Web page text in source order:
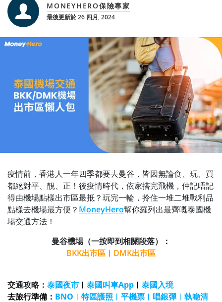
MONEYHERO保險專家
最後更新於 26 四月, 2024
疫情前，香港人一年四季都要去曼谷，皆因無論食、玩、買
都絕對平、靚、正！後疫情時代，依家搭完飛機，仲記唔記
得由機場點樣出市區最抵？玩完一輪，拎住一堆二堆戰利品
點樣去機場最方便？ MoneyHero幫你羅列出最齊嘅泰國機
場交通方法！
曼谷機場（一按即到相關段落）：
BKK出市區 ︱ DMK出市區
交通攻略： 泰國夜市 ︱ 泰國叫車App ︱ 泰國入境
去旅行準備： BNO ︱ 特區護照 ︱ 平機票 ︱ 唱銀彈 ︱ 執喼清